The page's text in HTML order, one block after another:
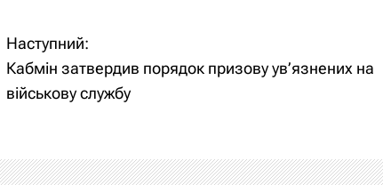
Наступний:
Кабмін затвердив порядок призову ув’язнених на
військову службу